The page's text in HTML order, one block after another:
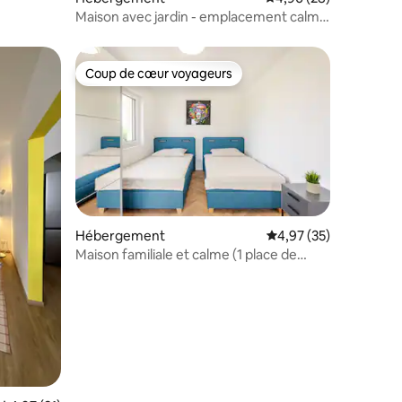
Maison avec jardin - emplacement calme
: 4,98 sur 5
Coup de cœur voyageurs
Coup de cœur voyageurs
Hébergement Évaluation moyenne
4,97 (35)
Maison familiale et calme (1 place de